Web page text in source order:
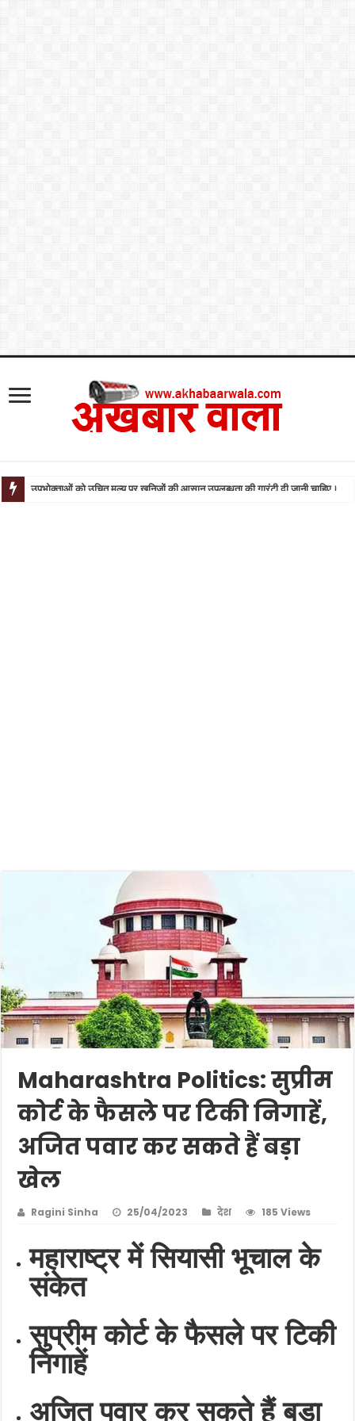
बसपा और सपा को लेकर डिप्टी सीएम केशव प्रसाद मौर्य के बयान से मची खलबली
Maharashtra Politics: सुप्रीम
कोर्ट के फैसले पर टिकी निगाहें,
अजित पवार कर सकते हैं बड़ा
खेल
Ragini Sinha 25/04/2023 देश 185 Views
महाराष्ट्र में सियासी भूचाल के
संकेत
सुप्रीम कोर्ट के फैसले पर टिकी
निगाहें
अजित पवार कर सकते हैं बड़ा